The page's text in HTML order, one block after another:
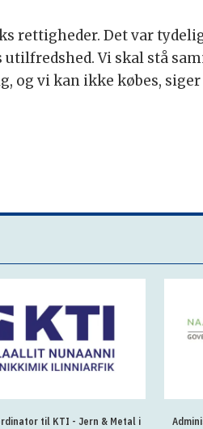
rettigheder. Det var
Vi skal stå
vi kan ikke købes, siger
til KTI - Jern & Metal i